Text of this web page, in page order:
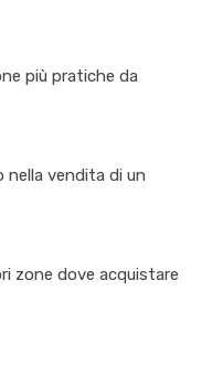
più pratiche da
vendita di un
zone dove acquistare